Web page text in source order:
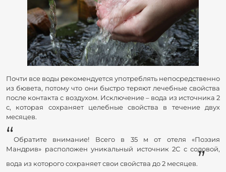
Почти все воды рекомендуется употреблять непосредственно
из бювета, потому что они быстро теряют лечебные свойства
после контакта с воздухом. Исключение – вода из источника 2
с, которая сохраняет целебные свойства в течение двух
месяцев.
“Обратите внимание! Всего в 35 м от отеля «Поэзия
Мандрив» расположен уникальный источник 2С с содовой,
вода из которого сохраняет свои свойства до 2 месяцев.”